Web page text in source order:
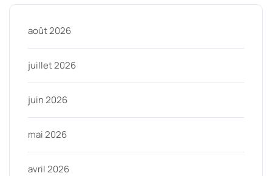
août 2026
juillet 2026
juin 2026
mai 2026
avril 2026